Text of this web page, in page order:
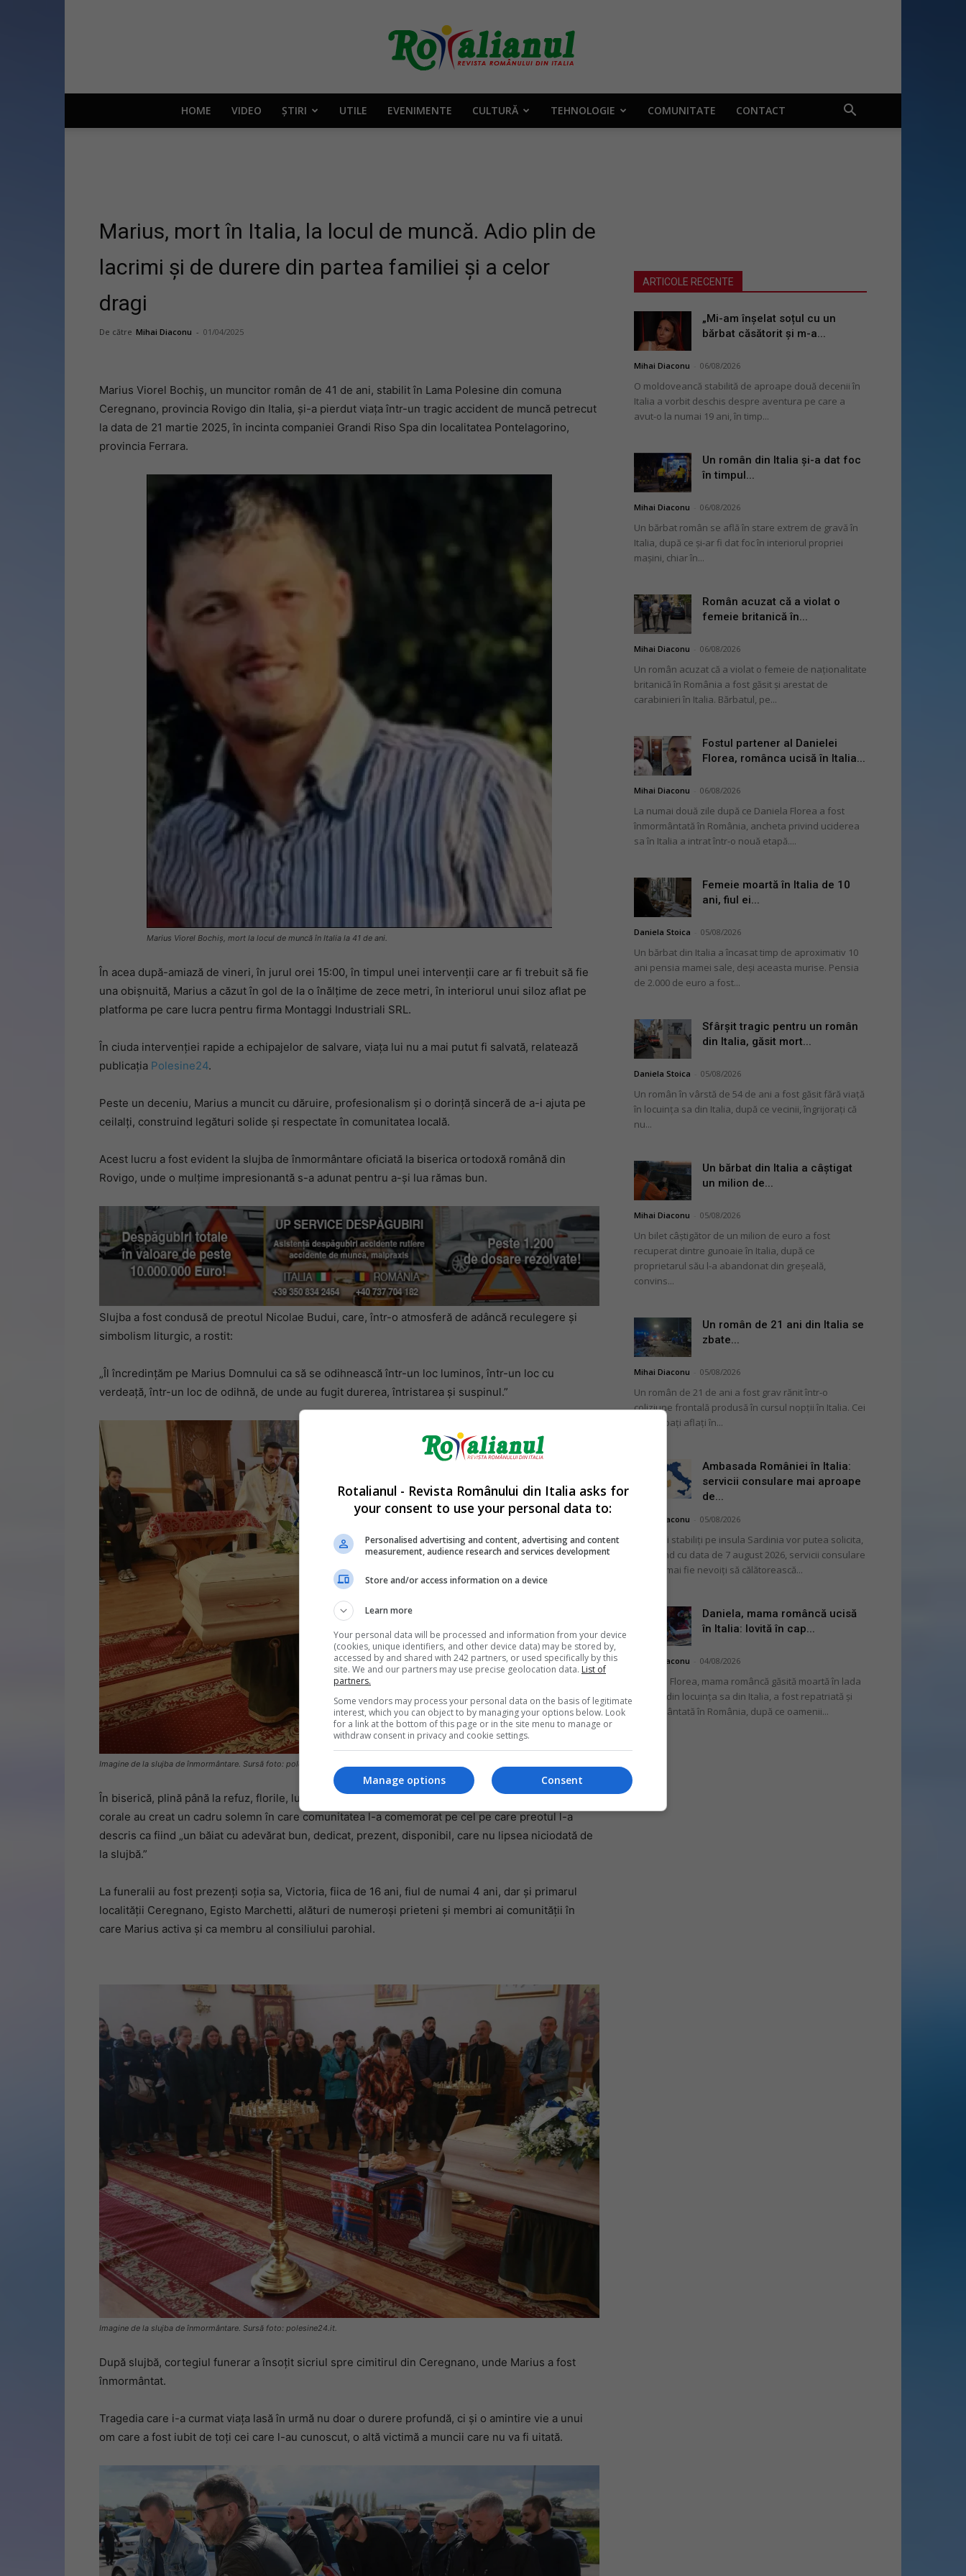
Rotalianul
românului
HOME VIDEO ȘTIRI UTILE EVENIMENTE CULTURĂ TEHNOLOGIE COMUNITATE CONTACT
Marius, mort în Italia, la locul de muncă. Adio plin de
lacrimi și de durere din partea familiei și a celor
dragi
De către Mihai Diaconu - 01/04/2025
Marius Viorel Bochiș, un muncitor român de 41 de ani, stabilit în Lama Polesine din comuna
Ceregnano, provincia Rovigo din Italia, și-a pierdut viața într-un tragic accident de muncă petrecut
la data de 21 martie 2025, în incinta companiei Grandi Riso Spa din localitatea Pontelagorino,
provincia Ferrara.
Marius Viorel Bochiș, mort la locul de muncă în Italia la 41 de ani.
În acea după-amiază de vineri, în jurul orei 15:00, în timpul unei intervenții care ar fi trebuit să fie
una obișnuită, Marius a căzut în gol de la o înălțime de zece metri, în interiorul unui siloz aflat pe
platforma pe care lucra pentru firma Montaggi Industriali SRL.
În ciuda intervenției rapide a echipajelor de salvare, viața lui nu a mai putut fi salvată, relatează
publicația Polesine24.
Peste un deceniu, Marius a muncit cu dăruire, profesionalism și o dorință sinceră de a-i ajuta pe
ceilalți, construind legături solide și respectate în comunitatea locală.
Acest lucru a fost evident la slujba de înmormântare oficiată la biserica ortodoxă română din
Rovigo, unde o mulțime impresionantă s-a adunat pentru a-și lua rămas bun.
Slujba a fost condusă de preotul Nicolae Budui, care, într-o atmosferă de adâncă reculegere și
simbolism liturgic, a rostit:
„Îl încredințăm pe Marius Domnului ca să se odihnească într-un loc luminos, într-un loc cu
verdeață, într-un loc de odihnă, de unde au fugit durerea, întristarea și suspinul.”
Imagine de la slujba de înmormântare. Sursă foto: polesine24.it.
În biserică, plină până la refuz, florile, lumânările aprinse în mâinile celor prezenți și cântecele
corale au creat un cadru solemn în care comunitatea l-a comemorat pe cel pe care preotul l-a
descris ca fiind „un băiat cu adevărat bun, dedicat, prezent, disponibil, care nu lipsea niciodată de
la slujbă.”
La funeralii au fost prezenți soția sa, Victoria, fiica de 16 ani, fiul de numai 4 ani, dar și primarul
localității Ceregnano, Egisto Marchetti, alături de numeroși prieteni și membri ai comunității în
care Marius activa și ca membru al consiliului parohial.
Imagine de la slujba de înmormântare. Sursă foto: polesine24.it.
După slujbă, cortegiul funerar a însoțit sicriul spre cimitirul din Ceregnano, unde Marius a fost
înmormântat.
Tragedia care i-a curmat viața lasă în urmă nu doar o durere profundă, ci și o amintire vie a unui
om care a fost iubit de toți cei care l-au cunoscut, o altă victimă a muncii care nu va fi uitată.
ARTICOLE RECENTE
„Mi-am înșelat soțul cu un
bărbat căsătorit și m-a...
Mihai Diaconu 06/08/2026
O moldoveancă stabilită de aproape două decenii în
Italia a vorbit deschis despre aventura pe care a
avut-o la numai 19 ani, în timp...
Un român din Italia și-a dat foc
în timpul...
Mihai Diaconu 06/08/2026
Un bărbat român se află în stare extrem de gravă în
Italia, după ce și-ar fi dat foc în interiorul propriei
mașini, chiar în...
Român acuzat că a violat o
femeie britanică în...
Mihai Diaconu 06/08/2026
Un român acuzat că a violat o femeie de naționalitate
britanică în România a fost găsit și arestat de
carabinieri în Italia. Bărbatul, pe...
Fostul partener al Danielei
Florea, românca ucisă în Italia...
Mihai Diaconu 06/08/2026
La numai două zile după ce Daniela Florea a fost
înmormântată în România, ancheta privind uciderea
sa în Italia a intrat într-o nouă etapă....
Femeie moartă în Italia de 10
ani, fiul ei...
Daniela Stoica 05/08/2026
Un bărbat din Italia a încasat timp de aproximativ 10
ani pensia mamei sale, deși aceasta murise. Pensia
de 2.000 de euro a fost...
Sfârșit tragic pentru un român
din Italia, găsit mort...
Daniela Stoica 05/08/2026
Un român în vârstă de 54 de ani a fost găsit fără viață
în locuința sa din Italia, după ce vecinii, îngrijorați că
nu...
Un bărbat din Italia a câștigat
un milion de...
Mihai Diaconu 05/08/2026
Un bilet câștigător de un milion de euro a fost
recuperat dintre gunoaie în Italia, după ce
proprietarul său l-a abandonat din greșeală,
convins...
Un român de 21 ani din Italia se
zbate...
Mihai Diaconu 05/08/2026
Un român de 21 de ani a fost grav rănit într-o
coliziune frontală produsă în cursul nopții în Italia. Cei
doi bărbați aflați în...
Ambasada României în Italia:
servicii consulare mai aproape
de...
Mihai Diaconu 05/08/2026
Românii stabiliți pe insula Sardinia vor putea solicita,
începând cu data de 7 august 2026, servicii consulare
fără să mai fie nevoiți să călătorească...
Daniela, mama româncă ucisă
în Italia: lovită în cap...
Mihai Diaconu 04/08/2026
Daniela Florea, mama româncă găsită moartă în lada
patului din locuința sa din Italia, a fost repatriată și
înmormântată în România, după ce oamenii...
Rotalianul - Revista Românului din Italia asks for
your consent to use your personal data to:
Personalised advertising and content, advertising and content
measurement, audience research and services development
Store and/or access information on a device
Learn more
Your personal data will be processed and information from your device
(cookies, unique identifiers, and other device data) may be stored by,
accessed by and shared with 242 partners, or used specifically by this
site. We and our partners may use precise geolocation data. List of
partners.
Some vendors may process your personal data on the basis of legitimate
interest, which you can object to by managing your options below. Look
for a link at the bottom of this page or in the site menu to manage or
withdraw consent in privacy and cookie settings.
Consent
Manage options